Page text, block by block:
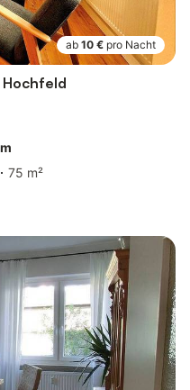
ab 10 € pro Nacht
75 m²